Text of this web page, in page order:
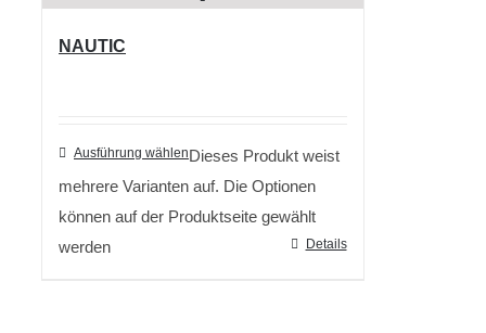
NAUTIC
Ausführung wählenDieses Produkt weist
mehrere Varianten auf. Die Optionen
können auf der Produktseite gewählt
werden
Details